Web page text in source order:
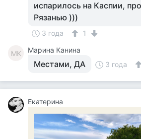
испарилось на Каспии,
Рязанью )))
3 года 1
МК Марина Канина
Местами, ДА 3 года
Екатерина